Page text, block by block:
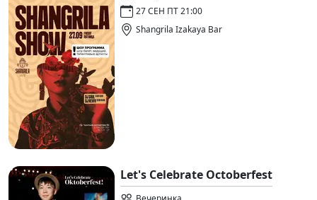
27 СЕН ПТ 21:00
Shangrila Izakaya Bar
Let's Celebrate Octoberfest